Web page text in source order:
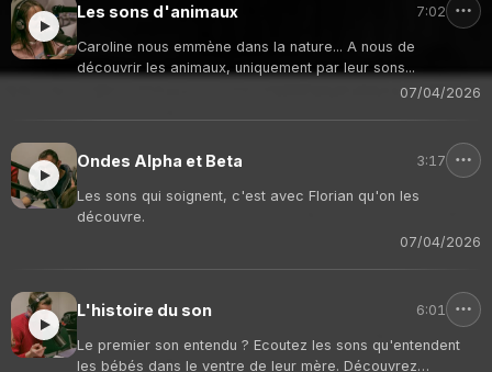
Les sons d'animaux 7:02
Caroline nous emmène dans la nature... A nous de
découvrir les animaux, uniquement par leur sons...
07/04/2026
Ondes Alpha et Beta 3:17
Les sons qui soignent, c'est avec Florian qu'on les
découvre.
07/04/2026
L'histoire du son 6:01
Le premier son entendu ? Ecoutez les sons qu'entendent
les bébés dans le ventre de leur mère. Découvrez